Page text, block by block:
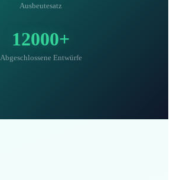
Ausbeutesatz
12000+
Abgeschlossene Entwürfe